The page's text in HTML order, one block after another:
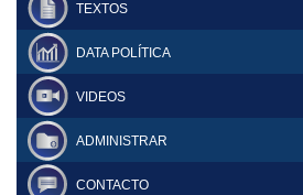
TEXTOS
DATA POLÍTICA
VIDEOS
ADMINISTRAR
CONTACTO